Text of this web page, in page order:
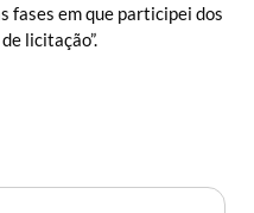
fases em que participei dos
licitação”.